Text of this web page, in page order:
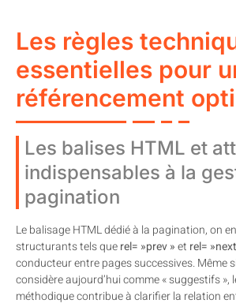
Les règles
essentielles pour
référencement
Les balises HTML et
indispensables à la
pagination
Le balisage HTML dédié à la pagination, on
structurants tels querel= »prev »et rel=
conducteur entre pages successives. Même
considère aujourd’hui comme « suggestifs »,
méthodique contribue à clarifier la relation